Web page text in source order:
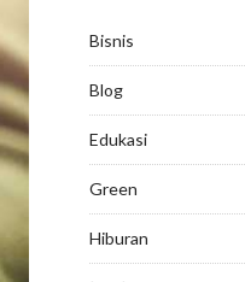
Bisnis
Blog
Edukasi
Green
Hiburan